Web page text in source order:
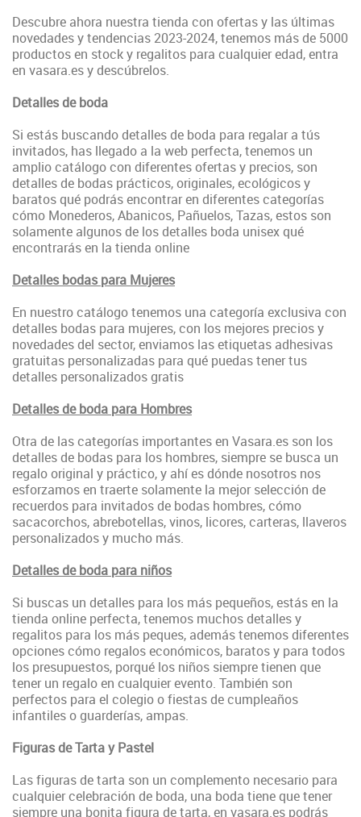
Descubre ahora nuestra tienda con ofertas y las últimas
novedades y tendencias 2023-2024, tenemos más de 5000
productos en stock y regalitos para cualquier edad, entra
en vasara.es y descúbrelos.
Detalles de boda
Si estás buscando detalles de boda para regalar a tús
invitados, has llegado a la web perfecta, tenemos un
amplio catálogo con diferentes ofertas y precios, son
detalles de bodas prácticos, originales, ecológicos y
baratos qué podrás encontrar en diferentes categorías
cómo Monederos, Abanicos, Pañuelos, Tazas, estos son
solamente algunos de los detalles boda unisex qué
encontrarás en la tienda online
Detalles bodas para Mujeres
En nuestro catálogo tenemos una categoría exclusiva con
detalles bodas para mujeres, con los mejores precios y
novedades del sector, enviamos las etiquetas adhesivas
gratuitas personalizadas para qué puedas tener tus
detalles personalizados gratis
Detalles de boda para Hombres
Otra de las categorías importantes en Vasara.es son los
detalles de bodas para los hombres, siempre se busca un
regalo original y práctico, y ahí es dónde nosotros nos
esforzamos en traerte solamente la mejor selección de
recuerdos para invitados de bodas hombres, cómo
sacacorchos, abrebotellas, vinos, licores, carteras, llaveros
personalizados y mucho más.
Detalles de boda para niños
Si buscas un detalles para los más pequeños, estás en la
tienda online perfecta, tenemos muchos detalles y
regalitos para los más peques, además tenemos diferentes
opciones cómo regalos económicos, baratos y para todos
los presupuestos, porqué los niños siempre tienen que
tener un regalo en cualquier evento. También son
perfectos para el colegio o fiestas de cumpleaños
infantiles o guarderías, ampas.
Figuras de Tarta y Pastel
Las figuras de tarta son un complemento necesario para
cualquier celebración de boda, una boda tiene que tener
siempre una bonita figura de tarta, en vasara.es podrás